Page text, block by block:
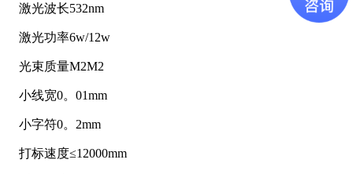
激光波长532nm
激光功率6w/12w
光束质量M2M2
小线宽0。01mm
小字符0。2mm
打标速度≤12000mm